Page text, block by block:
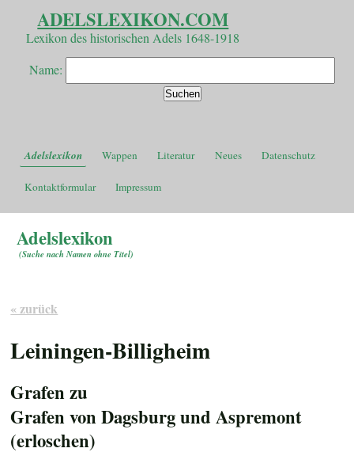
ADELSLEXIKON.COM
Lexikon des historischen Adels 1648-1918
Name:
Adelslexikon Wappen Literatur Neues Datenschutz
Kontaktformular Impressum
Adelslexikon
(Suche nach Namen ohne Titel)
« zurück
Leiningen-Billigheim
Grafen zu
Grafen von Dagsburg und Aspremont
(erloschen)